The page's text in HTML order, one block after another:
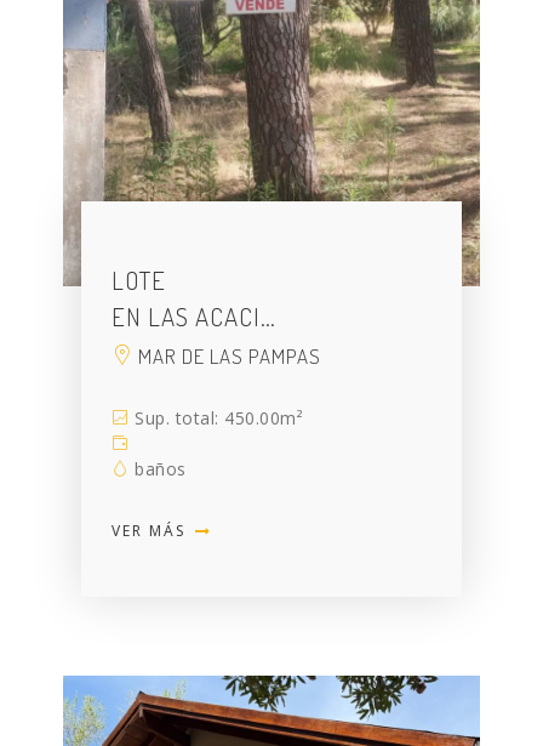
LOTE
EN LAS ACACI…
MAR DE LAS PAMPAS
Sup. total: 450.00m²
baños
VER MÁS